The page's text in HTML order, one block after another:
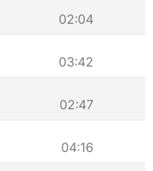
02:04
03:42
02:47
04:16